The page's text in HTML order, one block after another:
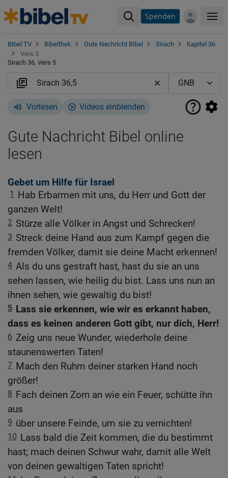
Spenden
Bibel TV Bibelthek Gute Nachricht Bibel Sirach
Kapitel 36
Vers 5
Sirach 36, Vers 5
Vorlesen Videos einblenden
Gute Nachricht Bibel online
lesen
Gebet um Hilfe für Israel
1
Hab Erbarmen mit uns, du Herr und Gott der
ganzen Welt!
2 Stürze alle Völker in Angst und Schrecken!
3 Streck deine Hand aus zum Kampf gegen die
fremden Völker, damit sie deine Macht erkennen!
4 Als du uns gestraft hast, hast du sie an uns
sehen lassen, wie heilig du bist. Lass uns nun an
ihnen sehen, wie gewaltig du bist!
5 Lass sie erkennen, wie wir es erkannt haben,
dass es keinen anderen Gott gibt, nur dich, Herr!
6 Zeig uns neue Wunder, wiederhole deine
staunenswerten Taten!
7 Mach den Ruhm deiner starken Hand noch
größer!
8 Fach deinen Zorn an wie ein Feuer, schütte ihn
aus
9 über unsere Feinde, um sie zu vernichten!
10 Lass bald die Zeit kommen, die du bestimmt
hast; mach deinen Schwur wahr, damit alle Welt
von deinen gewaltigen Taten spricht!